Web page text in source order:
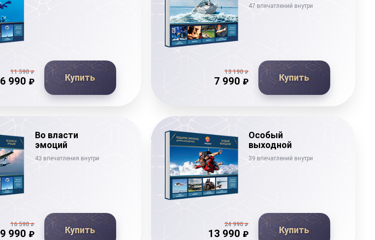
11 590₽
6 990 ₽ Купить
47 впечатлений внутри
13 190₽
7 990 ₽ Купить
Во власти
эмоций
43 впечатления внутри
16 590₽
9 990 ₽ Купить
Особый
выходной
39 впечатлений внутри
24 990₽
13 990 ₽ Купить